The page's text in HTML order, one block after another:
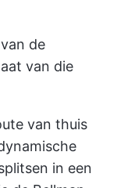
de
van die
van thuis
in een